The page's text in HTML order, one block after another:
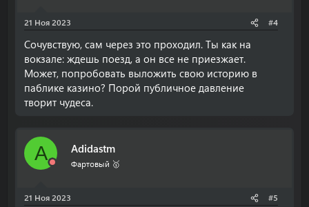
21 Ноя 2023 #4
Сочувствую, сам через это проходил. Ты как на
вокзале: ждешь поезд, а он все не приезжает.
Может, попробовать выложить свою историю в
паблике казино? Порой публичное давление
творит чудеса.
А Аdidastm
Фартовый 🥇
21 Ноя 2023 #5